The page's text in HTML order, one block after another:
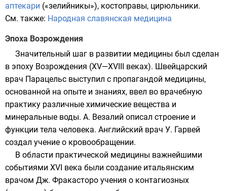
аптекари («зелийникы»), костоправы, цирюльники.
См. также: Народная славянская медицина
Эпоха Возрождения
Значительный шаг в развитии медицины был сделан
в эпоху Возрождения (XV—XVIII веках). Швейцарский
врач Парацельс выступил с пропагандой медицины,
основанной на опыте и знаниях, ввел во врачебную
практику различные химические вещества и
минеральные воды. А. Везалий описал строение и
функции тела человека. Английский врач У. Гарвей
создал учение о кровообращении.
В области практической медицины важнейшими
событиями XVI века были создание итальянским
врачом Дж. Фракасторо учения о контагиозных